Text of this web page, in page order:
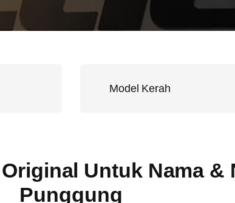
Model Kerah
Untuk Nama &
Punggung